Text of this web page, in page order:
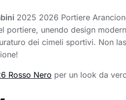
2025 2026 Portiere
unendo design
dei cimeli sportivi. Non
Rosso Nero per un look da